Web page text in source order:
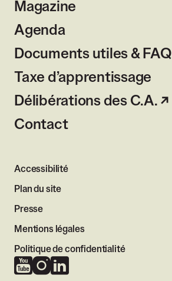
Magazine
Agenda
Documents utiles & FAQ
Taxe d’apprentissage
Délibérations des C.A.
Contact
Accessibilité
Plan du site
Presse
Mentions légales
Politique de confidentialité